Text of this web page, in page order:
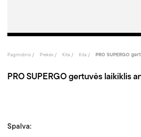
Pagrindinis Prekės Kita Kita PRO SUPERGO
PRO SUPERGO gertuvės laikiklis
Spalva: